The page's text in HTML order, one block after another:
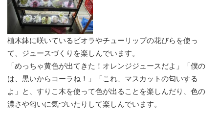
植木鉢に咲いているビオラやチューリップの花びらを使っ
て、ジュースづくりを楽しんでいます。
「めっちゃ黄色が出てきた！オレンジジュースだよ」「僕の
は、黒いからコーラね！」「これ、マスカットの匂いする
よ」と、すりこ木を使って色が出ることを楽しんだり、色の
濃さや匂いに気づいたりして楽しんでいます。